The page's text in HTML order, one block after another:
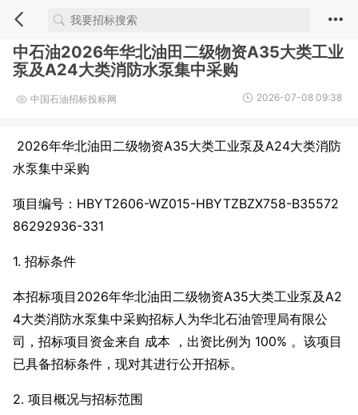
中石油2026年华北油田二级物资A35大类工业
泵及A24大类消防水泵集中采购
中国石油招标投标网 2026-07-08 09:38
2026年华北油田二级物资A35大类工业泵及A24大类消防
水泵集中采购
项目编号：HBYT2606-WZ015-HBYTZBZX758-B35572
86292936-331
1. 招标条件
本招标项目2026年华北油田二级物资A35大类工业泵及A2
4大类消防水泵集中采购招标人为华北石油管理局有限公
司，招标项目资金来自 成本 ，出资比例为 100% 。该项目
已具备招标条件，现对其进行公开招标。
2. 项目概况与招标范围